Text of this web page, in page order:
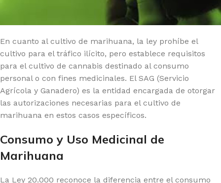
En cuanto al cultivo de marihuana, la ley prohíbe el
cultivo para el tráfico ilícito, pero establece requisitos
para el cultivo de cannabis destinado al consumo
personal o con fines medicinales. El SAG (Servicio
Agrícola y Ganadero) es la entidad encargada de otorgar
las autorizaciones necesarias para el cultivo de
marihuana en estos casos específicos.
Consumo y Uso Medicinal de
Marihuana
La Ley 20.000 reconoce la diferencia entre el consumo